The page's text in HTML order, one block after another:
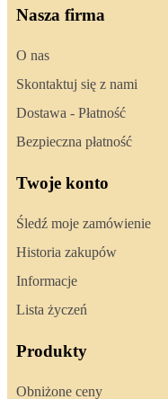
Nasza firma
O nas
Skontaktuj się z nami
Dostawa - Płatność
Bezpieczna płatność
Twoje konto
Śledź moje zamówienie
Historia zakupów
Informacje
Lista życzeń
Produkty
Obniżone ceny